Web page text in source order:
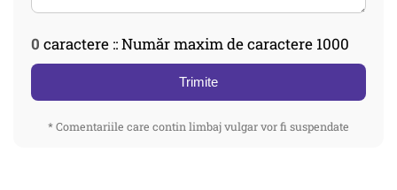
0 caractere :: Număr maxim de caractere 1000
Trimite
* Comentariile care contin limbaj vulgar vor fi suspendate